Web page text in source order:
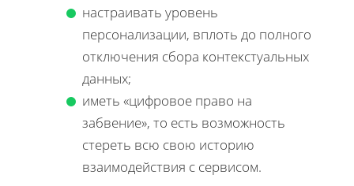
настраивать уровень
персонализации, вплоть до полного
отключения сбора контекстуальных
данных;
иметь «цифровое право на
забвение», то есть возможность
стереть всю свою историю
взаимодействия с сервисом.